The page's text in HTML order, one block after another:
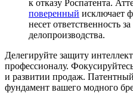
к отказу Роспатента.
поверенный исключает
несет ответственность за
делопроизводства.
Делегируйте защиту
профессионалу.
и развитии продаж.
фундамент вашего модного